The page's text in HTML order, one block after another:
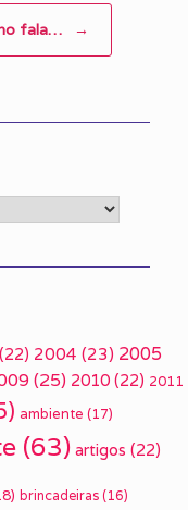
fala… →
(22) 2004 (23) 2005
(25) 2010 (22) 2011
ambiente (17)
(63) artigos (22)
brincadeiras (16)